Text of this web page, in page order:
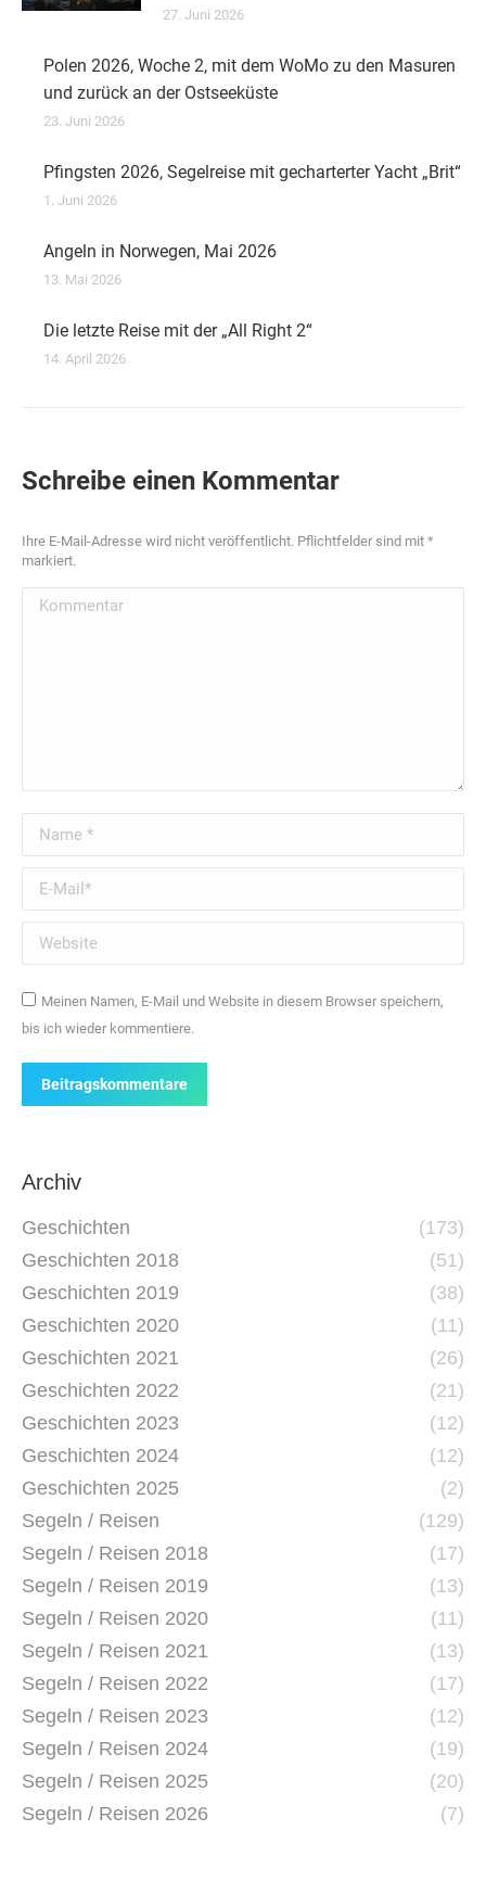
27. Juni 2026
Polen 2026, Woche 2, mit dem WoMo zu den Masuren
und zurück an der Ostseeküste
23. Juni 2026
Pfingsten 2026, Segelreise mit gecharterter Yacht „Brit“
1. Juni 2026
Angeln in Norwegen, Mai 2026
13. Mai 2026
Die letzte Reise mit der „All Right 2“
14. April 2026
Schreibe einen Kommentar
Ihre E-Mail-Adresse wird nicht veröffentlicht. Pflichtfelder sind mit *
markiert.
Kommentar
Name *
E-Mail *
Website
Meinen Namen, E-Mail und Website in diesem Browser speichern,
bis ich wieder kommentiere.
Beitragskommentare
Archiv
Geschichten
(173)
Geschichten 2018
(51)
Geschichten 2019
(38)
Geschichten 2020
(11)
Geschichten 2021
(26)
Geschichten 2022
(21)
Geschichten 2023
(12)
Geschichten 2024
(12)
Geschichten 2025
(2)
Segeln / Reisen
(129)
Segeln / Reisen 2018
(17)
Segeln / Reisen 2019
(13)
Segeln / Reisen 2020
(11)
Segeln / Reisen 2021
(13)
Segeln / Reisen 2022
(17)
Segeln / Reisen 2023
(12)
Segeln / Reisen 2024
(19)
Segeln / Reisen 2025
(20)
Segeln / Reisen 2026
(7)